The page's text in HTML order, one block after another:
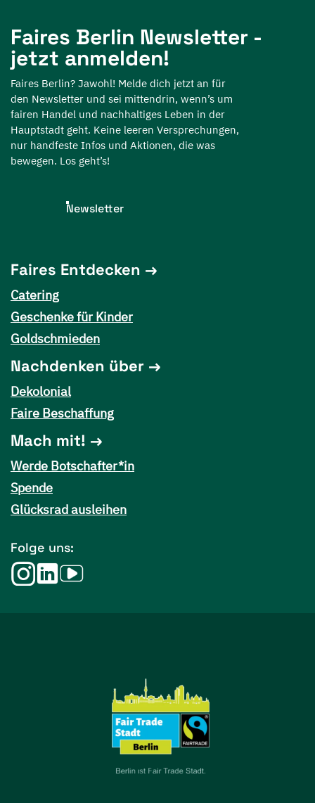
Faires Berlin Newsletter -
jetzt anmelden!
Faires Berlin? Jawohl! Melde dich jetzt an für
den Newsletter und sei mittendrin, wenn’s um
fairen Handel und nachhaltiges Leben in der
Hauptstadt geht. Keine leeren Versprechungen,
nur handfeste Infos und Aktionen, die was
bewegen. Los geht’s!
Newsletter
Faires Entdecken
Catering
Geschenke für Kinder
Goldschmieden
Nachdenken über
Dekolonial
Faire Beschaffung
Mach mit!
Werde Botschafter*in
Spende
Glücksrad ausleihen
Folge uns: